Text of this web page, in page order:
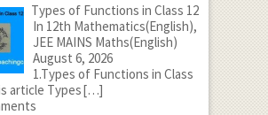
Types of Functions in Class 12
In 12th Mathematics(English),
JEE MAINS Maths(English)
August 6, 2026
1.Types of Functions in Class
article Types[…]